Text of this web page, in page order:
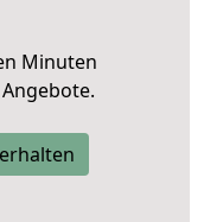
Minuten